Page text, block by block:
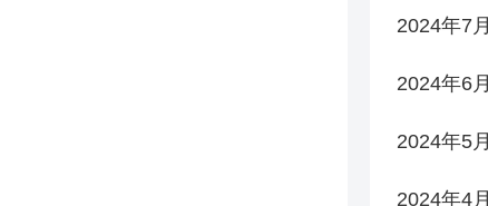
2024年7月
2024年6月
2024年5月
2024年4月